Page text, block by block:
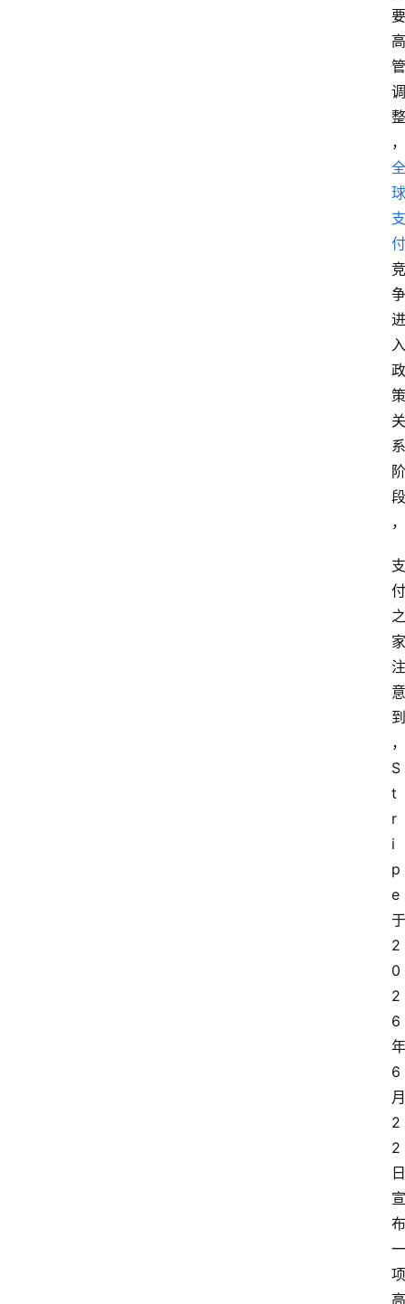
要
高
管
调
整
，
全
球
支
付
竞
争
进
入
政
策
关
系
阶
段
，
支
付
之
家
注
意
到
，
S
t
r
i
p
e
于
2
0
2
6
年
6
月
2
2
日
宣
布
一
项
高